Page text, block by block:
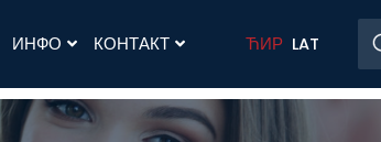
ИНФО КОНТАКТ ЋИР LAT